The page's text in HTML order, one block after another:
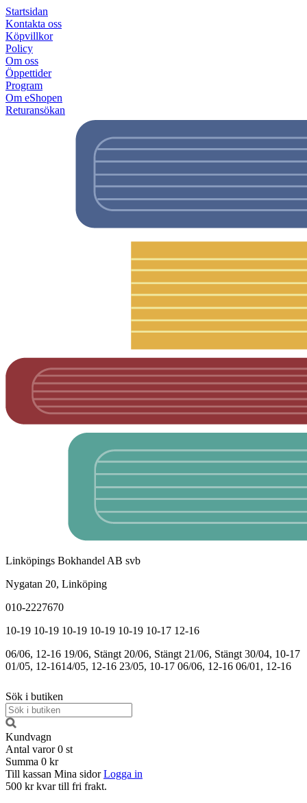
Startsidan
Kontakta oss
Köpvillkor
Policy
Om oss
Öppettider
Program
Om eShopen
Returansökan
Linköpings Bokhandel AB svb
Nygatan 20, Linköping
010-2227670
10-19 10-19 10-19 10-19 10-19 10-17 12-16
06/06, 12-16 19/06, Stängt 20/06, Stängt 21/06, Stängt 30/04, 10-17
01/05, 12-1614/05, 12-16 23/05, 10-17 06/06, 12-16 06/01, 12-16
Sök i butiken
Kundvagn
Antal varor 0 st
Summa 0 kr
Till kassan Mina sidor Logga in
500 kr kvar till fri frakt.